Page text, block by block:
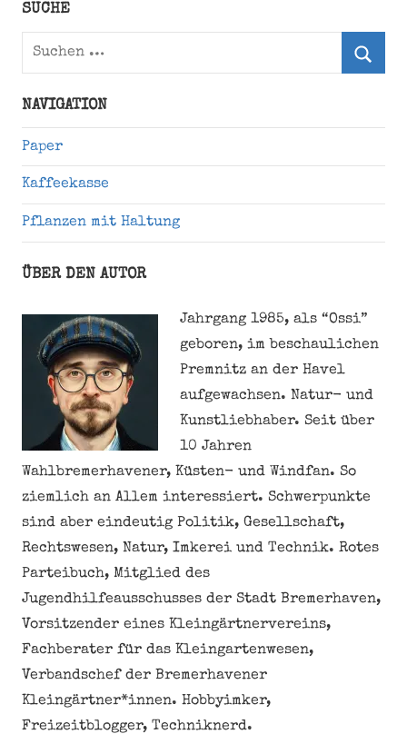
SUCHE
Suchen
NAVIGATION
Paper
Kaffeekasse
Pflanzen mit Haltung
ÜBER DEN AUTOR
Jahrgang 1985, als “Ossi”
geboren, im beschaulichen
Premnitz an der Havel
aufgewachsen. Natur- und
Kunstliebhaber. Seit über
10 Jahren
Wahlbremerhavener, Küsten- und Windfan. So
ziemlich an Allem interessiert. Schwerpunkte
sind aber eindeutig Politik, Gesellschaft,
Rechtswesen, Natur, Imkerei und Technik. Rotes
Parteibuch, Mitglied des
Jugendhilfeausschusses der Stadt Bremerhaven,
Vorsitzender eines Kleingärtnervereins,
Fachberater für das Kleingartenwesen,
Verbandschef der Bremerhavener
Kleingärtner*innen. Hobbyimker,
Freizeitblogger, Techniknerd.